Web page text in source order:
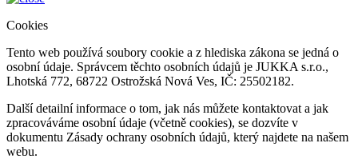
Cookies
Tento web používá soubory cookie a z hlediska zákona se jedná o
osobní údaje. Správcem těchto osobních údajů je JUKKA s.r.o.,
Lhotská 772, 68722 Ostrožská Nová Ves, IČ: 25502182.
Další detailní informace o tom, jak nás můžete kontaktovat a jak
zpracováváme osobní údaje (včetně cookies), se dozvíte v
dokumentu Zásady ochrany osobních údajů, který najdete na našem
webu.